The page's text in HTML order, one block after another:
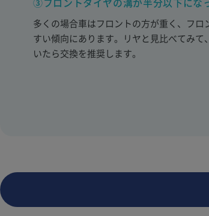
多くの場合車はフロントの方が重く、フロ
すい傾向にあります。リヤと見比べてみて
いたら交換を推奨します。